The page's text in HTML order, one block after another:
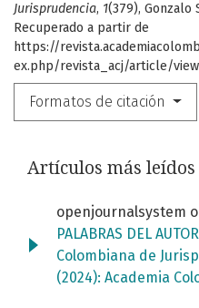
Jurisprudencia, 1(379), Gonzalo
Recuperado a partir de
https://
ex.php/revista_acj/article/
Formatos de citación
Artículos más
openjournalsystem
PALABRAS DEL AUTOR
Colombiana de
(2024): Academia